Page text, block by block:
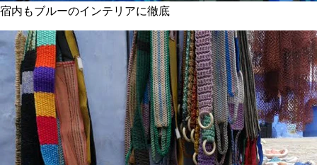
宿内もブルーのインテリアに徹底